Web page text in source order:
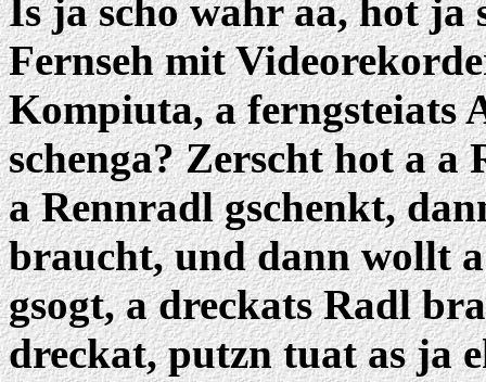
Is ja scho wahr aa, hot ja
Fernseh mit
Kompiuta, a ferngsteiats
schenga? Zerscht hot a
a Rennradl gschenkt,
braucht, und dann wollt
gsogt, a dreckats Radl
dreckat, putzn tuat as ja